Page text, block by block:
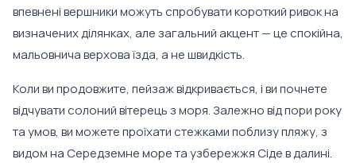
впевнені вершники можуть спробувати короткий ривок на
визначених ділянках, але загальний акцент — це спокійна,
мальовнича верхова їзда, а не швидкість.
Коли ви продовжите, пейзаж відкривається, і ви почнете
відчувати солоний вітерець з моря. Залежно від пори року
та умов, ви можете проїхати стежками поблизу пляжу, з
видом на Середземне море та узбережжя Сіде в далині.